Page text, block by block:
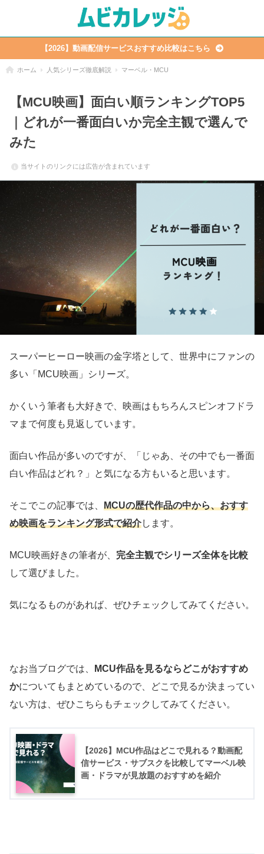
【2026】動画配信サービスおすすめ比較はこちら
ホーム 人気シリーズ徹底解説 マーベル・MCU
【MCU映画】面白い順ランキングTOP5
｜どれが一番面白いか完全主観で選んで
みた
当サイトのリンクには広告が含まれています
スーパーヒーロー映画の金字塔として、世界中にファンの
多い「MCU映画」シリーズ。
かくいう筆者も大好きで、映画はもちろんスピンオフドラ
マまで何度も見返しています。
面白い作品が多いのですが、「じゃあ、その中でも一番面
白い作品はどれ？」と気になる方もいると思います。
そこでこの記事では、 MCUの歴代作品の中から、おすす
め映画をランキング形式で紹介します。
MCU映画好きの筆者が、 完全主観でシリーズ全体を比較
して選びました。
気になるものがあれば、ぜひチェックしてみてください。
なお当ブログでは、
MCU作品を見るならどこがおすすめ
かについてもまとめているので、どこで見るか決まってい
ない方は、ぜひこちらもチェックしてみてください。
【2026】MCU作品はどこで見れる？動画配
信サービス・サブスクを比較してマーベル映
画・ドラマが見放題のおすすめを紹介